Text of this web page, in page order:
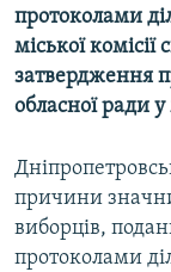
ФОТО
СПЕЦПРОЄКТИ
ПОДКАСТИ
КРИМ РЕАЛІЇ
РУС
протоколами
міської
затвердження
обласної ради у
причини
виборців,
протоколами